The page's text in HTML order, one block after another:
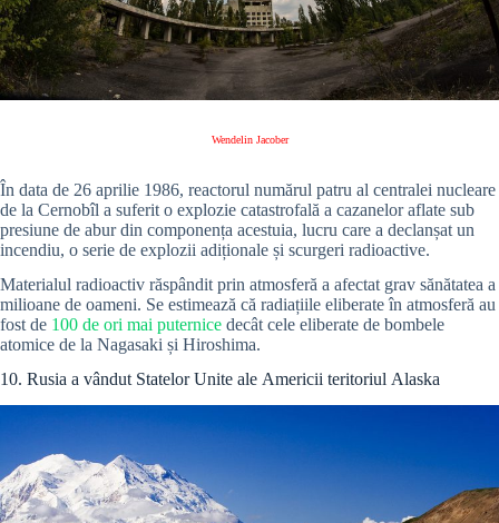
Wendelin Jacober
În data de 26 aprilie 1986, reactorul numărul patru al centralei nucleare
de la Cernobîl a suferit o explozie catastrofală a cazanelor aflate sub
presiune de abur din componența acestuia, lucru care a declanșat un
incendiu, o serie de explozii adiționale și scurgeri radioactive.
Materialul radioactiv răspândit prin atmosferă a afectat grav sănătatea a
milioane de oameni. Se estimează că radiațiile eliberate în atmosferă au
fost de 100 de ori mai puternice decât cele eliberate de bombele
atomice de la Nagasaki și Hiroshima.
10. Rusia a vândut Statelor Unite ale Americii teritoriul Alaska